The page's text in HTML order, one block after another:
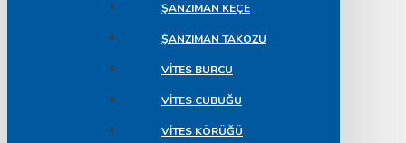
ŞANZIMAN KEÇE
ŞANZIMAN TAKOZU
VITES BURCU
VITES CUBUĞU
VITES KÖRÜĞÜ